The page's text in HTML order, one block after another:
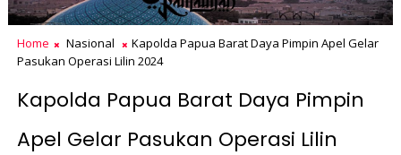
Home Nasional
Kapolda Papua Barat Daya Pimpin Apel Gelar
Pasukan Operasi Lilin 2024
Kapolda Papua Barat Daya Pimpin
Apel Gelar Pasukan Operasi Lilin